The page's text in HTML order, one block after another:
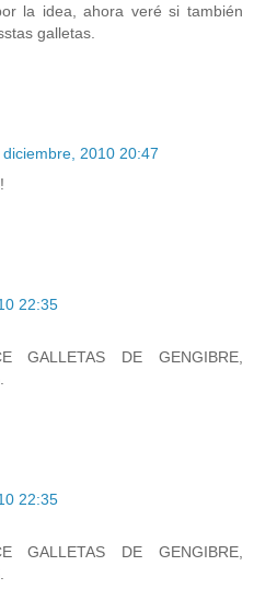
la idea, ahora veré si también
galletas.
diciembre, 2010 20:47
22:35
GALLETAS DE GENGIBRE,
22:35
GALLETAS DE GENGIBRE,